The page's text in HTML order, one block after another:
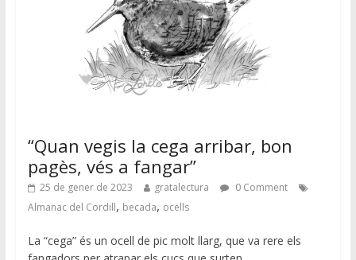
“Quan vegis la cega arribar, bon
pagès, vés a fangar”
25 de gener de 2023 gratalectura
0 Comment
Almanac del Cordill, becada, ocells
La “cega” és un ocell de pic molt llarg, que va rere els